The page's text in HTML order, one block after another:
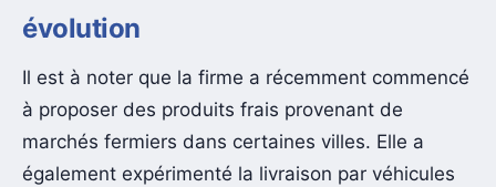
évolution
Il est à noter que la firme a récemment commencé
à proposer des produits frais provenant de
marchés fermiers dans certaines villes. Elle a
également expérimenté la livraison par véhicules